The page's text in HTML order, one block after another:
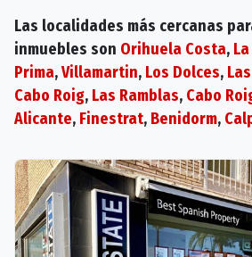
Las localidades más cercanas
inmuebles son Orihuela Costa,
Prima,Villamartin, Los Dolces,
Cabo Roig, Las Ramblas, Cabo
Alicante, Finestrat, Benidorm,